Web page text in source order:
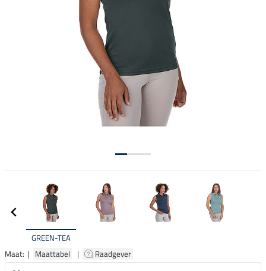
GREEN-TEA
Maat: | Maattabel | Raadgever